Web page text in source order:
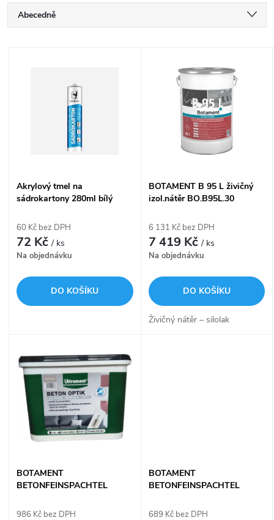
Ř
p
o
d
k
Abecedně
Nejprodávanější
s
o
d
k
Akrylový tmel na
sádrokartony 280ml bílý
60 Kč bez DPH
72 Kč/ ks
Na objednávku
DO KOŠÍKU
BOTAMENT B 95 L živičný
izol.nátěr BO.B95L.30
6 131 Kč bez DPH
7 419 Kč/ ks
Na objednávku
DO KOŠÍKU
Živičný nátěr – silolak
BOTAMENT
BETONFEINSPACHTEL
Kg Beton Optik
986 Kč bez DPH
BOTAMENT
BETONFEINSPACHTEL
šedá 8 Kg Beton Optik
689 Kč bez DPH